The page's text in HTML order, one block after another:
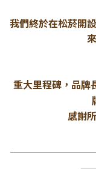
我們終於在松菸開
重大里程碑，品牌
感謝